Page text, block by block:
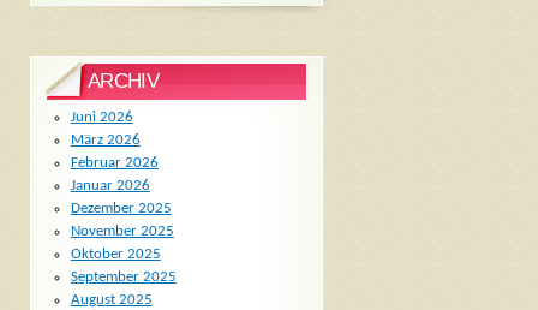
ARCHIV
Juni 2026
März 2026
Februar 2026
Januar 2026
Dezember 2025
November 2025
Oktober 2025
September 2025
August 2025